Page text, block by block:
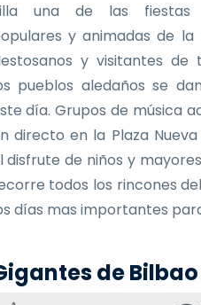
una de las fiestas
y animadas de la
y visitantes de
pueblos aledaños se
día. Grupos de música
directo en la Plaza
disfrute de niños y
todos los rincones
días mas importantes
de Bilbao